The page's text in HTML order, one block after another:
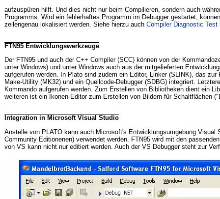
aufzuspüren hilft. Und dies nicht nur beim Compilieren, sondern auch
Programms. Wird ein fehlerhaftes Programm im Debugger gestartet,
zeilengenau lokalisiert werden. Siehe hierzu auch Compiler Diagnostic
FTN95 Entwicklungswerkzeuge
Der FTN95 und auch der C++ Compiler (SCC) können von der
unter Windows) und unter Windows auch aus der mitgelieferten
aufgerufen werden. In Plato sind zudem ein Editor, Linker (SLINK), das zur
Make-Utility (MK32) und ein Quellcode-Debugger (SDBG) integriert.
Kommando aufgerufen werden. Zum Erstellen von Bibliotheken dient ein
weiteren ist ein Ikonen-Editor zum Erstellen von Bildern für Schaltflächen
Integration in Microsoft Visual Studio
Anstelle von PLATO kann auch Microsoft's Entwicklungsumgebung Visual
Community Editionenen) verwendet werden. FTN95 wird mit den
von VS kann nicht nur editiert werden. Auch der VS Debugger steht zur